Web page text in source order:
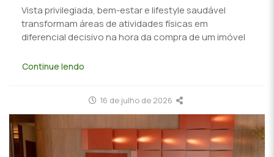
Vista privilegiada, bem-estar e lifestyle saudável
transformam áreas de atividades físicas em
diferencial decisivo na hora da compra de um imóvel
Continue lendo
16 de julho de 2026